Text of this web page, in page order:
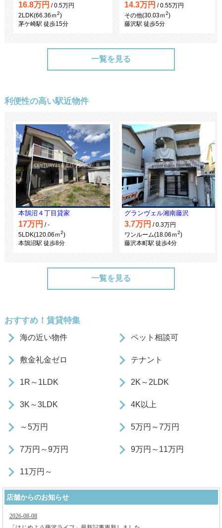
16.8万円 / 0.5万円
2LDK(66.36ｍ2)
茅ケ崎駅 徒歩15分
14.3万円 / 0.55万円
その他(30.03ｍ2)
藤沢駅 徒歩5分
一覧を見る
利便性の高い駅近物件
本鵠沼４丁目貸家
17万円 / -
5LDK(120.06ｍ2)
本鵠沼駅 徒歩8分
グランヴェル湘南藤沢
3.7万円 / 0.3万円
ワンルーム(18.06ｍ2)
藤沢本町駅 徒歩4分
一覧を見る
おすすめ！賃貸特集
海の近い物件 ペット相談可
敷金礼金ゼロ テナント
1R～1LDK 2K～2LDK
3K～3LDK 4K以上
～5万円 5万円～7万円
7万円～9万円 9万円～11万円
11万円～
店舗からのお知らせ